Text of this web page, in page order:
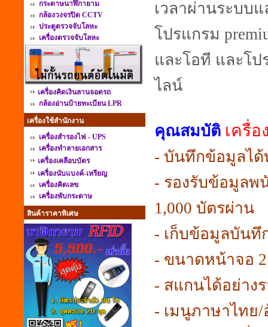
กระดาษนาฬิกายาม
กล้องวงจรปิด CCTV
ประตูตรวจจับโลหะ
เครื่องตรวจจับโลหะ
เครื่องคิดเงินลานจอดรถ
กล้องอ่านป้ายทะเบียน LPR
เครื่องใช้สำนักงาน
เครื่องสำรองไฟ - UPS
เครื่องทำลายเอกสาร
เครื่องเคลือบบัตร
เครื่องนับแบงค์-เหรียญ
เครื่องคิดเลข
เครื่องพับกระดาษ
สินค้าราคาพิเศษ
เวลาผ่านระบบ
โปรแกรม
และโอที และโป
ไลน์
คุณสมบัติ เครื่อ
- บันทึกข้อมูลได้
- รองรับข้อมูลพ
1,000 บัตรผ่าน
- เก็บข้อมูลบันทึ
- ขนาดหน้าจอ
- สแกนได้อย่าง
- เมนูภาษาไทย